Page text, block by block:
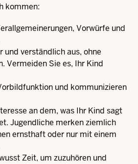
kommen:
Vorwürfe und
und verständlich aus, ohne
Vermeiden Sie es, Ihr Kind
und kommunizieren
an dem, was Ihr Kind sagt
Jugendliche merken ziemlich
ernsthaft oder nur mit einem
Zeit, um zuzuhören und